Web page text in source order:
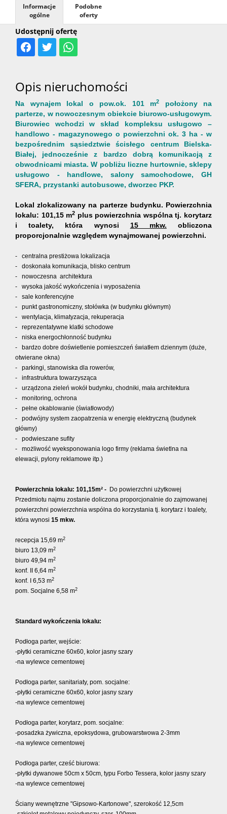
Udostępnij ofertę
Informacje
ogólne
Podobne
oferty
Opis nieruchomości
Na wynajem lokal o pow.ok. 101 m2
położony na
parterze, w nowoczesnym obiekcie biurowo-usługowym.
Biurowiec wchodzi w skład kompleksu usługowo –
handlowo - magazynowego o powierzchni ok. 3 ha - w
bezpośrednim sąsiedztwie ścisłego centrum Bielska-
Białej, jednocześnie z bardzo dobrą komunikacją z
obwodnicami miasta. W pobliżu liczne hurtownie, sklepy
usługowo - handlowe, salony samochodowe, GH
SFERA, przystanki autobusowe, dworzec PKP.
Lokal zlokalizowany na parterze budynku. Powierzchnia
lokalu: 101,15 m2 plus powierzchnia wspólna tj. korytarz
i toalety, która wynosi 15 mkw. obliczona
proporcjonalnie względem wynajmowanej powierzchni.
- centralna prestiżowa lokalizacja
- doskonała komunikacja, blisko centrum
- nowoczesna architektura
- wysoka jakość wykończenia i wyposażenia
- sale konferencyjne
- punkt gastronomiczny, stołówka (w budynku głównym)
- wentylacja, klimatyzacja, rekuperacja
- reprezentatywne klatki schodowe
- niska energochłonność budynku
- bardzo dobre doświetlenie pomieszczeń światłem dziennym (duże,
otwierane okna)
- parkingi, stanowiska dla rowerów,
- infrastruktura towarzysząca
- urządzona zieleń wokół budynku, chodniki, mała architektura
- monitoring, ochrona
- pełne okablowanie (światłowody)
- podwójny system zaopatrzenia w energię elektryczną (budynek
główny)
- podwieszane sufity
- możliwość wyeksponowania logo firmy (reklama świetlna na
elewacji, pylony reklamowe itp.)
Powierzchnia lokalu: 101,15m² - Do powierzchni użytkowej
Przedmiotu najmu zostanie doliczona proporcjonalnie do zajmowanej
powierzchni powierzchnia wspólna do korzystania tj. korytarz i toalety,
która wynosi 15 mkw.
recepcja 15,69 m2
biuro 13,09 m2
biuro 49,94 m2
konf. II 6,64 m2
konf. I 6,53 m2
pom. Socjalne 6,58 m2
Standard wykończenia lokalu:
Podłoga parter, wejście:
-płytki ceramiczne 60x60, kolor jasny szary
-na wylewce cementowej
Podłoga parter, sanitariaty, pom. socjalne:
-płytki ceramiczne 60x60, kolor jasny szary
-na wylewce cementowej
Podłoga parter, korytarz, pom. socjalne:
-posadzka żywiczna, epoksydowa, grubowarstwowa 2-3mm
-na wylewce cementowej
Podłoga parter, cześć biurowa:
-płytki dywanowe 50cm x 50cm, typu Forbo Tessera, kolor jasny szary
-na wylewce cementowej
Ściany wewnętrzne "Gipsowo-Kartonowe", szerokość 12,5cm